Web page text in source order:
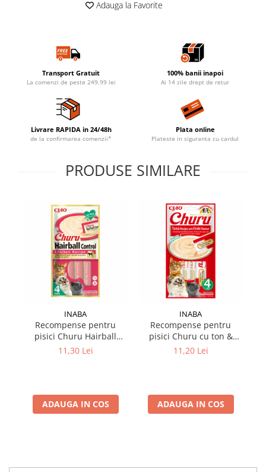
Adauga la Favorite
Transport Gratuit
La comenzi de peste 249.99 lei
100% banii inapoi
Ai 14 zile drept de retur
Livrare RAPIDA in 24/48h
de la confirmarea comenzii*
Plata online
Plateste in siguranta cu cardul
PRODUSE SIMILARE
INABA
Recompense pentru
pisici Churu Hairball
Control cu pui 4 buc x 14
11,30 Lei
ADAUGA IN COS
INABA
Recompense pentru
pisici Churu cu ton &
crab 4 buc x 14 gr
11,20 Lei
ADAUGA IN COS